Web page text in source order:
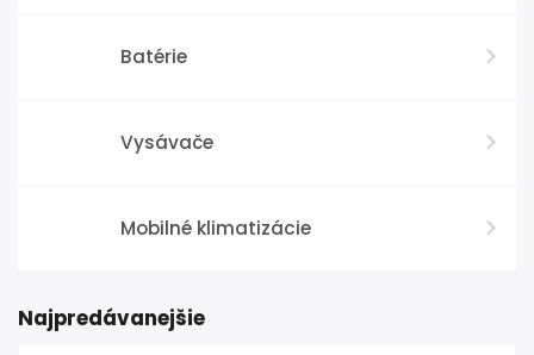
Batérie
Vysávače
Mobilné klimatizácie
Najpredávanejšie